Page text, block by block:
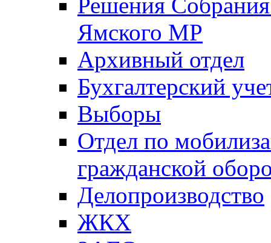
Ямского МР
Архивный отдел
Бухгалтерский
Выборы
Отдел по
гражданской
Делопроизводство
ЖКХ